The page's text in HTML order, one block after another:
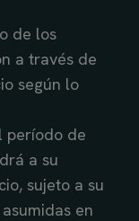
de los
a través de
según lo
período de
a su
sujeto a su
en